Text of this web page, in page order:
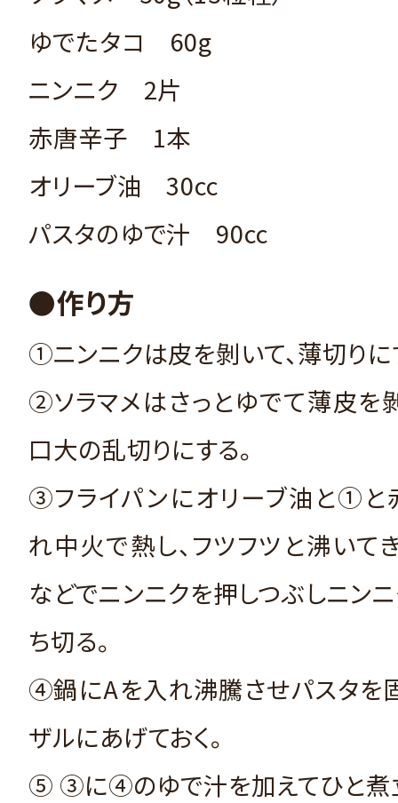
ゆでたタコ 60g
ニンニク 2片
赤唐辛子 1本
オリーブ油 30cc
パスタのゆで汁 90cc
●作り方
①ニンニクは皮を剝いて、薄切りに
②ソラマメはさっとゆでて薄皮を
口大の乱切りにする。
③フライパンにオリーブ油と①と
れ中火で熱し、フツフツと沸いて
などでニンニクを押しつぶしニン
ち切る。
④鍋にAを入れ沸騰させパスタを
ザルにあげておく。
⑤ ③に④のゆで汁を加えてひと煮